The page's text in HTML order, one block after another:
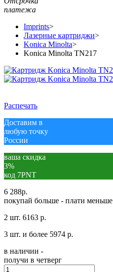
платежа
Imprints>
Лазерные картриджи>
Konica Minolta>
Konica Minolta TN217
Распечать
Доставим в
любую точку
России
ваша скидка
3%
код 7PNT
6 288р.
покупай больше - плати меньше
2 шт. 6163 р.
3 шт. и более 5974 р.
в наличии -
получи в четверг